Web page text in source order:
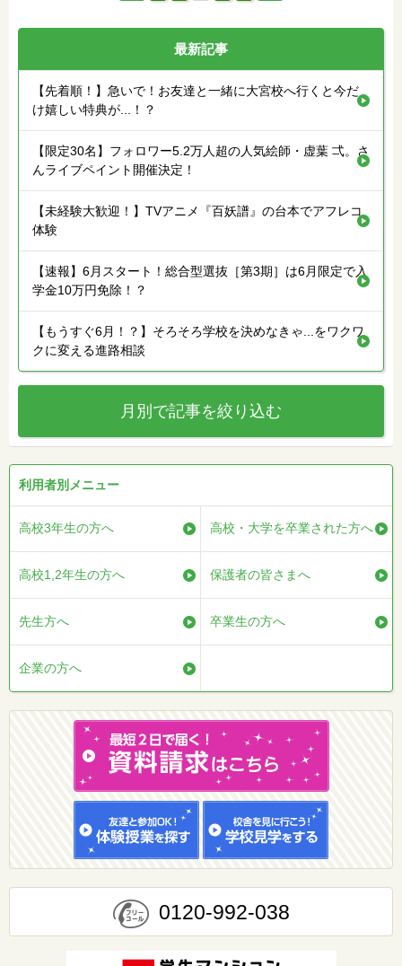
最新記事
【先着順！】急いで！お友達と一緒に大宮校へ行くと今だ
け嬉しい特典が...！？
【限定30名】フォロワー5.2万人超の人気絵師・虚葉 弌。さ
んライブペイント開催決定！
【未経験大歓迎！】TVアニメ『百妖譜』の台本でアフレコ
体験
【速報】6月スタート！総合型選抜［第3期］は6月限定で入
学金10万円免除！？
【もうすぐ6月！？】そろそろ学校を決めなきゃ...をワクワ
クに変える進路相談
月別で記事を絞り込む
利用者別メニュー
高校3年生の方へ 高校・大学を卒業された方へ
高校1,2年生の方へ 保護者の皆さまへ
先生方へ 卒業生の方へ
企業の方へ
0120-992-038